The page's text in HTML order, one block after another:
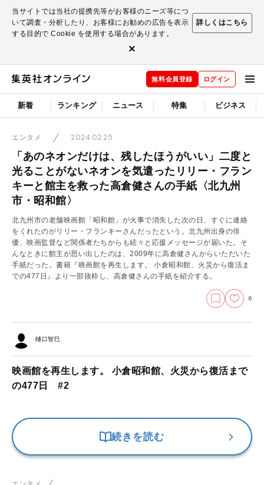
当サイトでは当社の提携先等がお客様のニーズ等につ
いて調査・分析したり、お客様にお勧めの広告を表示
する目的で Cookie を使用する場合があります。
詳しくはこちら
×
無料会員登録 ログイン
新着 ランキング ニュース 特集 ビジネス
エンタメ 2024.02.25
「あのネオンだけは、残したほうがいい」二度と
光ることがないネオンを気遣ったリリー・フラン
キーと館主を救った高倉健さんの手紙〈北九州
市・昭和館〉
北九州市の老舗映画館「昭和館」が火事で消失した次の日、すぐに連絡
をくれたのがリリー・フランキーさんだったという。北九州出身の俳
優、映画監督など関係者たちからも続々と応援メッセージが届いた。そ
んなときに館主が思い出したのは、2009年に高倉健さんからいただいた
手紙だった。書籍『映画館を再生します。 小倉昭和館、火災から復活ま
での477日』より一部抜粋し、高倉健さんの手紙を紹介する。
6
樋口智巳
映画館を再生します。 小倉昭和館、火災から復活まで
の477日 #2
続きを読む